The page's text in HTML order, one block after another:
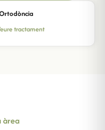
tractament
àrea